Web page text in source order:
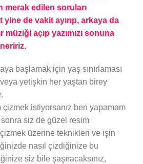
merak edilen soruları
yine de vakit ayırıp, arkaya da
açıp yazımızı sonuna
başlamak için yaş sınırlaması
yetişkin her yaştan birey
çizmek istiyorsanız ben yapamam
siz de güzel resim
üzerine teknikleri ve işin
nasıl çizdiğinize bu
siz bile şaşıracaksınız,